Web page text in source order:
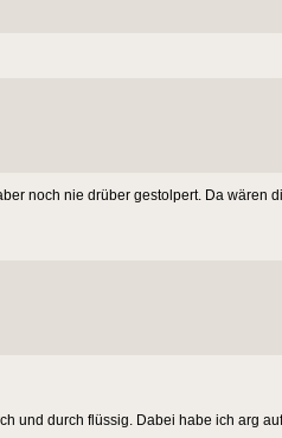
noch nie drüber gestolpert. Da wären
und durch flüssig. Dabei habe ich arg